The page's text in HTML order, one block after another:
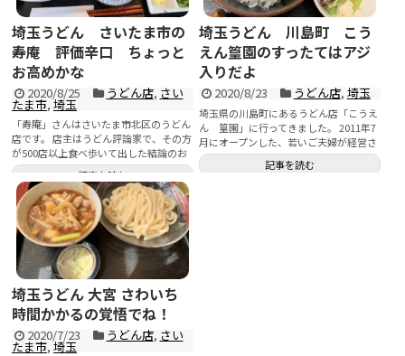
埼玉うどん さいたま市の
寿庵 評価辛口 ちょっと
お高めかな
2020/8/25 うどん店, さい
たま市,埼玉
「寿庵」さんはさいたま市北区のうどん
店です。 店主はうどん評論家で、その方
が500店以上食べ歩いて出した結論のお
店というこ...
記事を読む
埼玉うどん 川島町 こう
えん篁園のすったてはアジ
入りだよ
2020/8/23 うどん店, 埼玉
埼玉県の川島町にあるうどん店「こうえ
ん 篁園」に行ってきました。 2011年7
月にオープンした、若いご夫婦が経営さ
れているお店...
記事を読む
埼玉うどん 大宮 さわいち
時間かかるの覚悟でね！
2020/7/23 うどん店, さい
たま市,埼玉